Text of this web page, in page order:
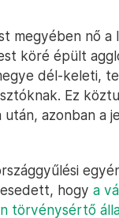
megyében nő a
köré épült
dél-keleti,
Ez
után, azonban a
hogy a
törvénysértő